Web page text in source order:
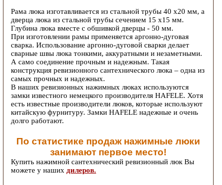
Рама люка изготавливается из стальной трубы 40 х20 мм, а
дверца люка из стальной трубы сечением 15 х15 мм.
Глубина люка вместе с обшивкой дверцы - 50 мм.
При изготовлении рамы применяется аргонно-дуговая
сварка. Использование аргонно-дуговой сварки делает
сварные швы люка тонкими, аккуратными и незаметными.
А само соединение прочным и надежным. Такая
конструкция ревизионного сантехнического люка – одна из
самых прочных и надежных.
В наших ревизионных нажимных люках используются
замки известного немецкого производителя HAFELE. Хотя
есть известные производители люков, которые используют
китайскую фурнитуру. Замки HAFELE надежные и очень
долго работают.
По статистике продаж нажимные люки
занимают первое место!
Купить нажимной сантехнический ревизионный люк Вы
можете у наших дилеров.